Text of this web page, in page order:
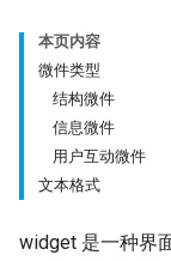
本页内容
微件类型
结构微件
信息微件
用户互动微件
文本格式
widget 是一种界